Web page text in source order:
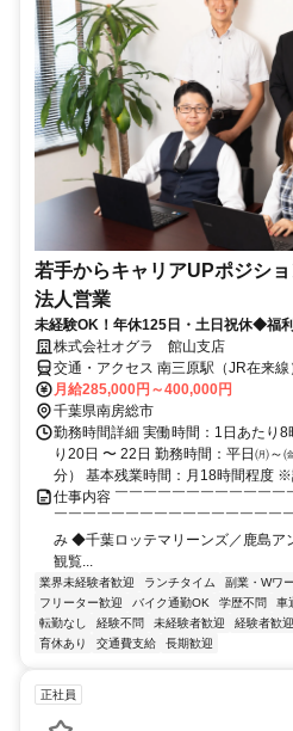
若手からキャリアUPポジシ
法人営業
未経験OK！年休125日・土日祝休◆福
株式会社オグラ 館山支店
交通・アクセス 南三原駅（JR在来
月給285,000円～400,000円
千葉県南房総市
勤務時間詳細 実働時間：1日あたり
り20日 〜 22日 勤務時間：平日㈪
分） 基本残業時間：月18時間程度
仕事内容 ￣￣￣￣￣￣￣￣￣￣￣￣
￣￣￣￣￣￣￣￣￣￣￣￣￣￣￣
み ◆千葉ロッテマリーンズ／鹿島ア
観覧...
業界未経験者歓迎 ランチタイム 副業・Wワ
フリーター歓迎
バイク通勤OK 学歴不問 車
転勤なし
経験不問 未経験者歓迎 経験者歓迎
育休あり
交通費支給 長期歓迎
正社員